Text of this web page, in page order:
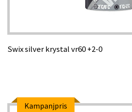
Swix silver krystal vr60 +2-0
Kampanjpris